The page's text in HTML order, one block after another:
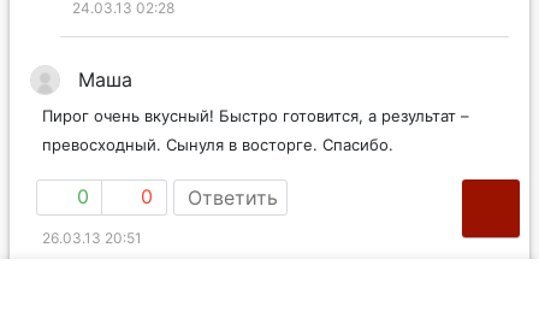
24.03.13 02:28
Маша
Пирог очень вкусный! Быстро готовится, а результат –
превосходный. Сынуля в восторге. Спасибо.
0 0 Ответить
26.03.13 20:51